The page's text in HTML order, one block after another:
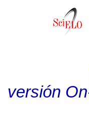
versión